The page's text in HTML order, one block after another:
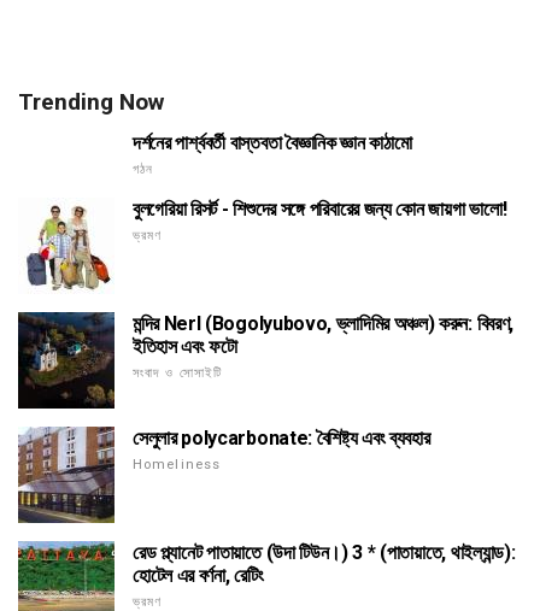
Trending Now
দর্শনের পার্শ্ববর্তী বাস্তবতা বৈজ্ঞানিক জ্ঞান কাঠামো
গঠন
বুলগেরিয়া রিসর্ট - শিশুদের সঙ্গে পরিবারের জন্য কোন জায়গা ভালো!
ভ্রমণ
মন্দির Nerl (Bogolyubovo, ভ্লাদিমির অঞ্চল) করুন: বিবরণ,
ইতিহাস এবং ফটো
সংবাদ ও সোসাইটি
সেলুলার polycarbonate: বৈশিষ্ট্য এবং ব্যবহার
Homeliness
রেড প্ল্যানেট পাতায়াতে (উদা টিউন।) 3 * (পাতায়াতে, থাইল্যান্ড):
হোটেল এর বর্ণনা, রেটিং
ভ্রমণ